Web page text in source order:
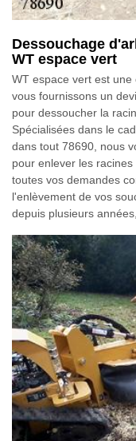
Dessouchage
WT espace vert
WT espace vert est
vous fournissons un
pour dessoucher la
Spécialisées dans le
dans tout 78690, nous
pour enlever les
toutes vos demandes
l'enlèvement de vos
depuis plusieurs